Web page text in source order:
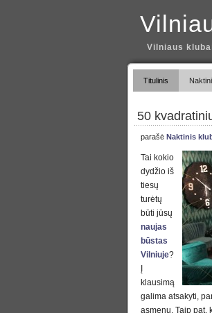
Vilniaus
Titulinis
50
parašė Naktinis
Tai kokio
dydžio iš
tiesų
turėtų
būti jūsų
naujas
būstas
Vilniuje?
klausimą
galima atsakyti,
asmenų. Taip pat,